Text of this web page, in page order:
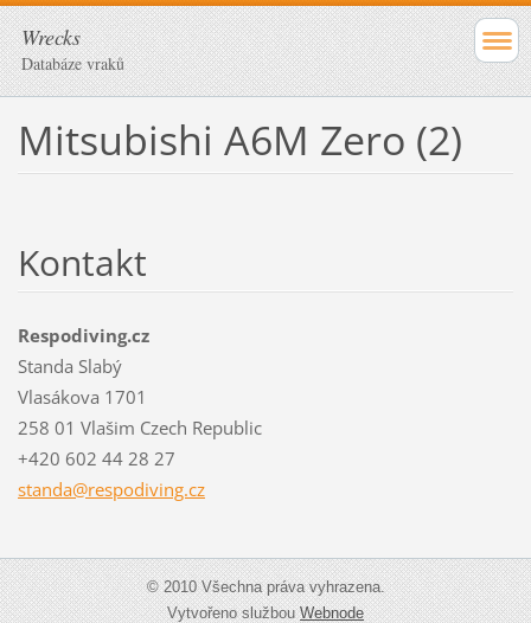
Wrecks
Databáze vraků
Mitsubishi A6M Zero (2)
Kontakt
Respodiving.cz
Standa Slabý
Vlasákova 1701
258 01 Vlašim Czech Republic
+420 602 44 28 27
standa@respodiving.cz
© 2010 Všechna práva vyhrazena.
Vytvořeno službouWebnode